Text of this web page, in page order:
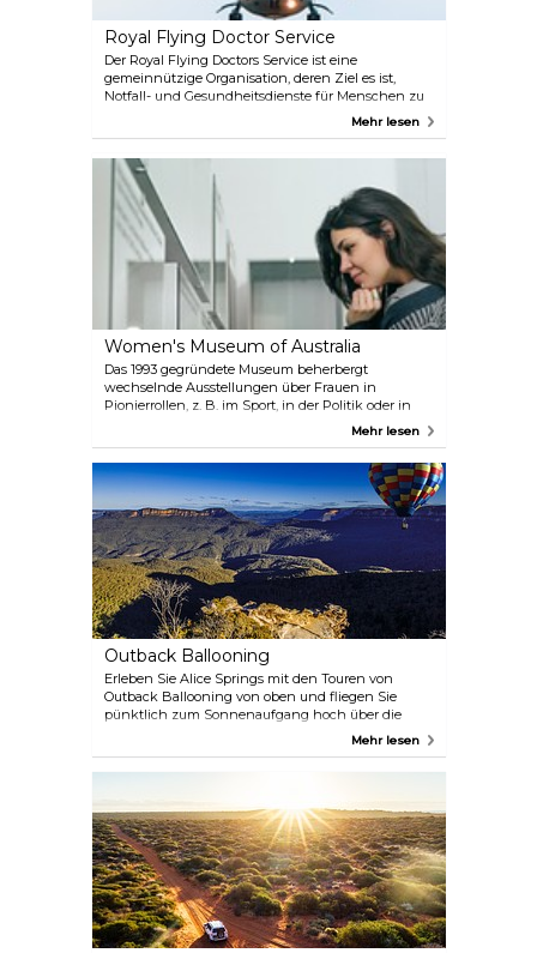
Royal Flying Doctor Service
Der Royal Flying Doctors Service ist eine
gemeinnützige Organisation, deren Ziel es ist,
Notfall- und Gesundheitsdienste für Menschen zu
leisten, die in Regionen leben, die keinen direkten
Springs und ist für die Öffentlichkeit zugänglich.
Hier, in ihrem Museum, können Sie einen Einblick
in die Arbeit der fliegenden Ärzte sowie in ihre
Rettungshubschrauber erhalten.
Mehr lesen
Women's Museum of Australia
Das 1993 gegründete Museum beherbergt
wechselnde Ausstellungen über Frauen in
Pionierrollen, z. B. im Sport, in der Politik oder in
der Kunst, und beleuchtet so das Leben
Geschichte. Das Museum beherbergt auch das Old
Gaol Museum, in dem Sie mehr über die Zeit der
Gefängnisse von 1938 bis 1996 erfahren können.
Mehr lesen
Outback Ballooning
Erleben Sie Alice Springs mit den Touren von
Outback Ballooning von oben und fliegen Sie
pünktlich zum Sonnenaufgang hoch über die
wunderschönen Landschaften dieser Gegend. Ein
sowohl als ganze Gruppe als auch als kleine Familie
machen Ihre Fahrt zu einem unvergesslichen
Erlebnis.
Mehr lesen